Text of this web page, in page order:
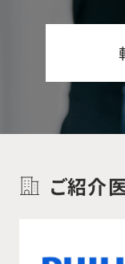
向けて、四
必要な場合
にサポート
積極的に開
営業チーム
けにとどまら
における製
ご紹介